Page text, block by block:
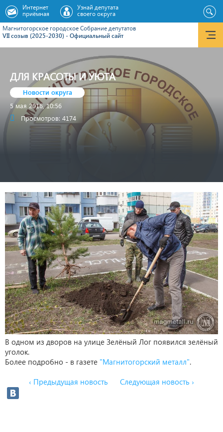
Магнитогорское городское Cобрание депутатов
VII созыв (2025-2030) - Официальный сайт
Интернет
приёмная
Узнай депутата
своего округа
ДЛЯ КРАСОТЫ И УЮТА
Новости округа
5 мая 2016, 10:56
Просмотров: 4174
В одном из дворов на улице Зелёный Лог появился зелёный
уголок.
Более подробно - в газете "Магнитогорский металл".
‹ Предыдущая новость
Следующая новость ›